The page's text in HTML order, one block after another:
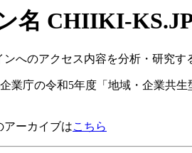
名 CHIIKI-
へのアクセス内容を分析・研究す
業庁の令和5年度「地域・企業共
アーカイブはこちら